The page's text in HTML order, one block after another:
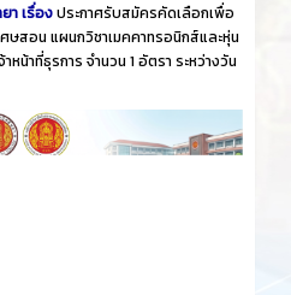
า เรื่องประกาศรับสมัครคัดเลือกเพื่อ
ษสอน แผนกวิชาเมคคาทรอนิกส์และหุ่น
หน้าที่ธุรการ จำนวน 1 อัตรา ระหว่างวัน